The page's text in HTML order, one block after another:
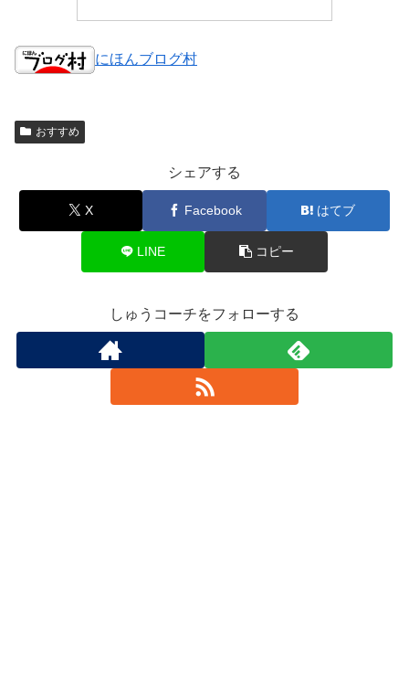
にほんブログ村
おすすめ
シェアする
X Facebook はてブ
LINE コピー
しゅうコーチをフォローする